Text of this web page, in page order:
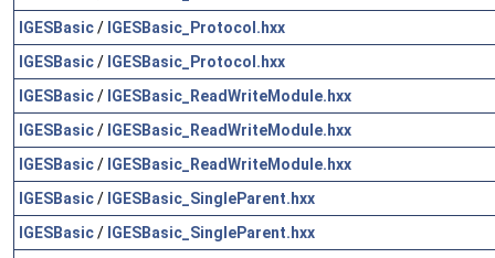
IGESBasic/ IGESBasic_Protocol.hxx
IGESBasic/ IGESBasic_Protocol.hxx
IGESBasic/ IGESBasic_ReadWriteModule.hxx
IGESBasic/ IGESBasic_ReadWriteModule.hxx
IGESBasic/ IGESBasic_ReadWriteModule.hxx
IGESBasic/ IGESBasic_SingleParent.hxx
IGESBasic/ IGESBasic_SingleParent.hxx